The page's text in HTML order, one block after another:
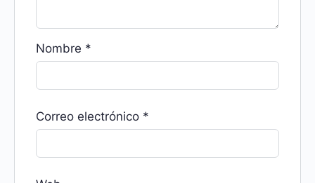
Nombre *
Correo electrónico *